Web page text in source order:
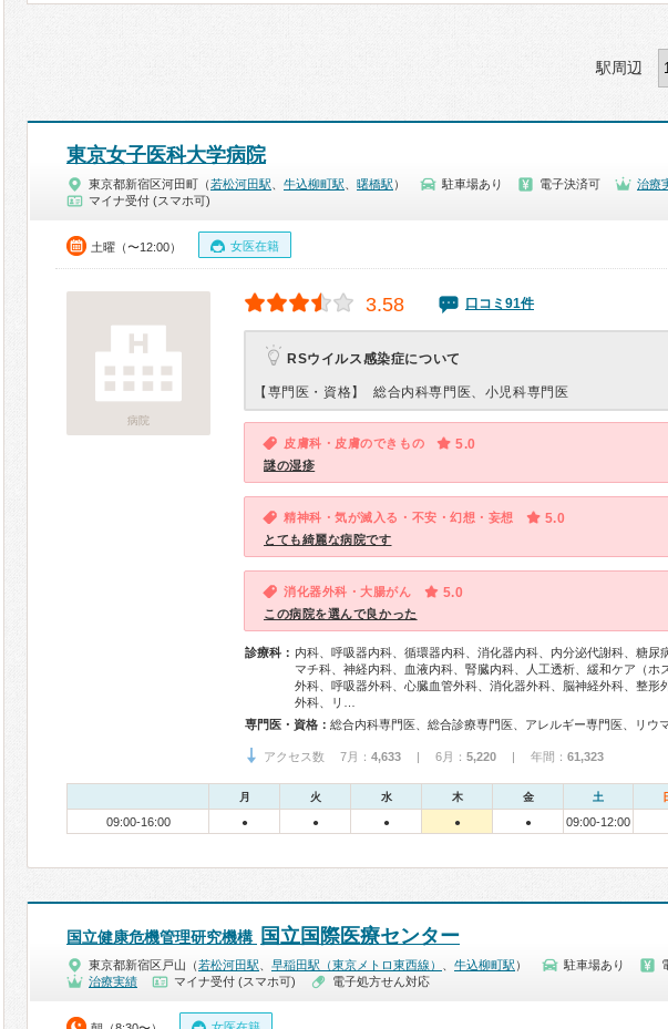
駅周辺
東京女子医科大学病院
東京都新宿区河田町（若松河田駅 牛込柳町駅 曙橋駅 ） 駐車場あり 電子決済可
治療
マイナ受付 (スマホ可)
土曜（〜12:00） 女医在籍
病院
3.58 口コミ91件
RSウイルス感染症について
【専門医・資格】 総合内科専門医、小児科専門医
皮膚科・皮膚のできもの 5.0
謎の湿疹
精神科・気が滅入る・不安・幻想・妄想 5.0
とても綺麗な病院です
消化器外科・大腸がん 5.0
この病院を選んで良かった
診療科： 内科、呼吸器内科、循環器内科、消化器内科、内分泌代謝科、糖尿
マチ科、神経内科、血液内科、腎臓内科、人工透析、緩和ケア（ホ
外科、呼吸器外科、心臓血管外科、消化器外科、脳神経外科、整形
外科、リ…
専門医・資格：
アクセス数 7月： 4,633 | 6月： 5,220 | 年間： 61,323
月 火 水 木 金 土
09:00-16:00 ● ● ● ● ● 09:00-12:00
国立健康危機管理研究機構 国立国際医療センター
東京都新宿区戸山（若松河田駅 早稲田駅（東京メトロ東西線） 牛込柳町駅 ） 駐車場あり
治療実績
マイナ受付 (スマホ可) 電子処方せん対応